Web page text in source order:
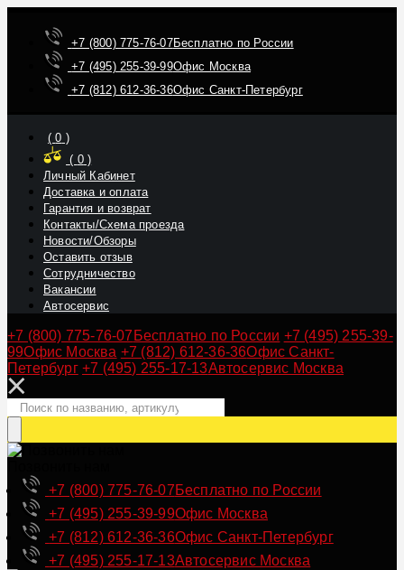
+7 (800) 775-76-07Бесплатно по России
+7 (495) 255-39-99Офис Москва
+7 (812) 612-36-36Офис Санкт-Петербург
(0 )
( 0)
Личный Кабинет
Доставка и оплата
Гарантия и возврат
Контакты/Схема проезда
Новости/Обзоры
Оставить отзыв
Сотрудничество
Вакансии
Автосервис
+7 (800) 775-76-07 Бесплатно по России +7 (495) 255-39-
99Офис Москва +7 (812) 612-36-36Офис Санкт-
Петербург +7 (495) 255-17-13Автосервис Москва
+7 (800) 775-76-07Бесплатно по России
+7 (495) 255-39-99Офис Москва
+7 (812) 612-36-36Офис Санкт-Петербург
+7 (495) 255-17-13Автосервис Москва